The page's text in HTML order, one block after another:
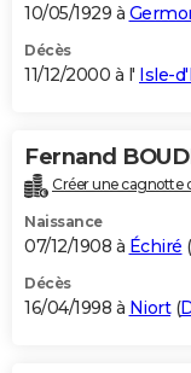
10/05/1929 à
Décès
11/12/2000 à l' Isle-
Fernand
Créer une cagnotte
Naissance
07/12/1908 à Échiré (
Décès
16/04/1998 à Niort(